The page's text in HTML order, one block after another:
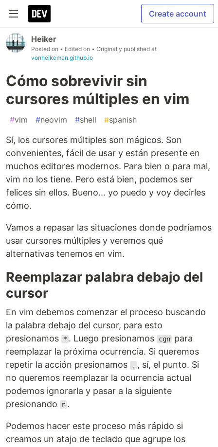
Create account
Heiker
Posted on • Edited on • Originally published at
vonheikemen.github.io
Cómo sobrevivir sin
cursores múltiples en vim
#vim #neovim #shell #spanish
Sí, los cursores múltiples son mágicos. Son
convenientes, fácil de usar y están presente en
muchos editores modernos. Para bien o para mal,
vim no los tiene. Pero está bien, podemos ser
felices sin ellos. Bueno... yo puedo y voy decirles
cómo.
Vamos a repasar las situaciones donde podríamos
usar cursores múltiples y veremos qué
alternativas tenemos en vim.
Reemplazar palabra debajo del
cursor
En vim debemos comenzar el proceso buscando
la palabra debajo del cursor, para esto
presionamos
* . Luego presionamos cgn para
reemplazar la próxima ocurrencia. Si queremos
repetir la acción presionamos
. , sí, el punto. Si
no queremos reemplazar la ocurrencia actual
podemos ignorarla y pasar a la siguiente
presionando
n .
Podemos hacer este proceso más rápido si
creamos un atajo de teclado que agrupe los